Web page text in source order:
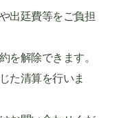
出廷費等をご負担
を解除できます。
た清算を行いま